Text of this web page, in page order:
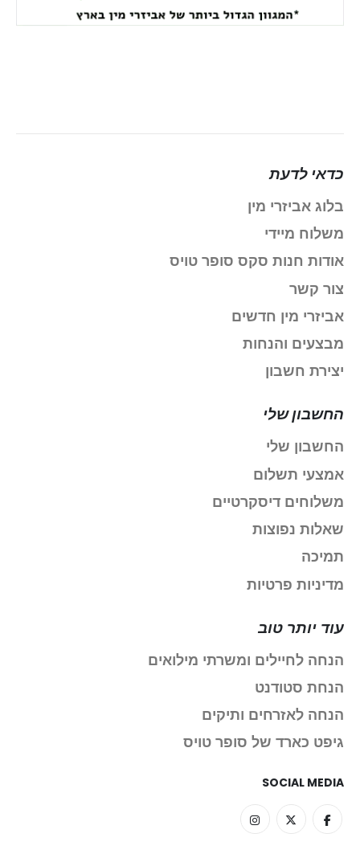
כדאי לדעת
בלוג אביזרי מין
משלוח מיידי
אודות חנות סקס סופר טויס
צור קשר
אביזרי מין חדשים
מבצעים והנחות
יצירת חשבון
החשבון שלי
החשבון שלי
אמצעי תשלום
משלוחים דיסקרטיים
שאלות נפוצות
תמיכה
מדיניות פרטיות
עוד יותר טוב
הנחה לחיילים ומשרתי מילואים
הנחת סטודנט
הנחה לאזרחים ותיקים
גיפט כארד של סופר טויס
SOCIAL MEDIA